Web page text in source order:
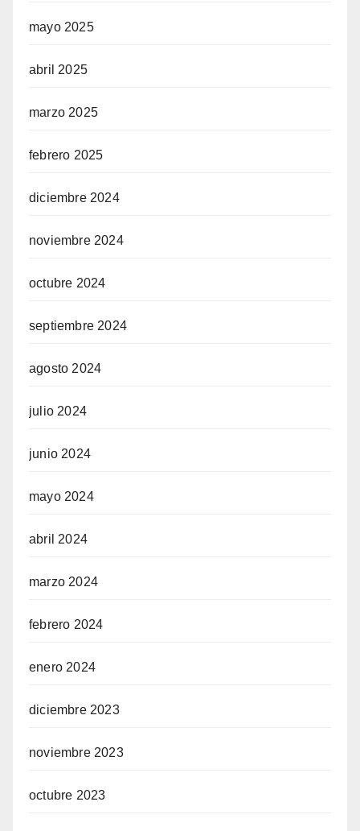
mayo 2025
abril 2025
marzo 2025
febrero 2025
diciembre 2024
noviembre 2024
octubre 2024
septiembre 2024
agosto 2024
julio 2024
junio 2024
mayo 2024
abril 2024
marzo 2024
febrero 2024
enero 2024
diciembre 2023
noviembre 2023
octubre 2023